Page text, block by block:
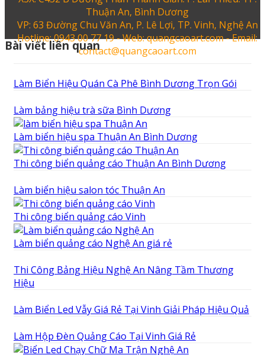
Thuận An, Bình Dương
VP: 63 Đường Chu Văn An, P. Lê Lợi, TP. Vinh, Nghệ An
Hotline: 0943 00 77 19 - Web: quangcaoart.com - Email:
contact@quangcaoart.com
Bài viết liên quan
Làm Biển Hiệu Quán Cà Phê Bình Dương Trọn Gói
Làm bảng hiệu trà sữa Bình Dương
Làm biển hiệu spa Thuận An Bình Dương
Thi công biển quảng cáo Thuận An Bình Dương
Làm biển hiệu salon tóc Thuận An
Thi công biển quảng cáo Vinh
Làm biển quảng cáo Nghệ An giá rẻ
Thi Công Bảng Hiệu Nghệ An Nâng Tầm Thương
Hiệu
Làm Biển Led Vẫy Giá Rẻ Tại Vinh Giải Pháp Hiệu Quả
Làm Hộp Đèn Quảng Cáo Tại Vinh Giá Rẻ